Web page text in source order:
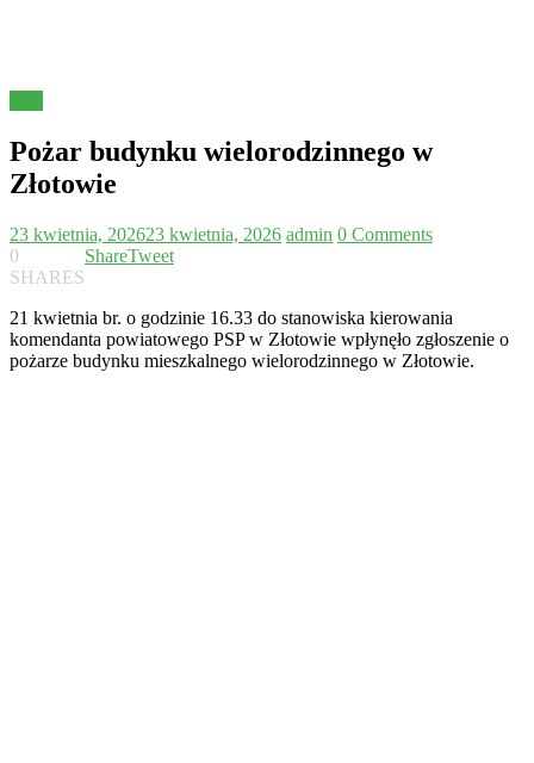
Pożar budynku wielorodzinnego w
Złotowie
23 kwietnia, 202623 kwietnia, 2026 admin 0 Comments
0
SHARES
ShareTweet
21 kwietnia br. o godzinie 16.33 do stanowiska kierowania
komendanta powiatowego PSP w Złotowie wpłynęło zgłoszenie o
pożarze budynku mieszkalnego wielorodzinnego w Złotowie.